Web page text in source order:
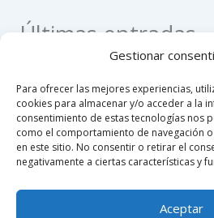
Gestionar
Para ofrecer las mejores experiencias,
cookies para almacenar y/o acceder a la
consentimiento de estas tecnologías nos
como el comportamiento de navegación
en este sitio. No consentir o retirar el
negativamente a ciertas características y
Aceptar
Últimas entradas
Como apostillar un registro civil
Colombia
Como hacer un poder notarial
Custodia compartida en
Notaría 76 de Bogotá